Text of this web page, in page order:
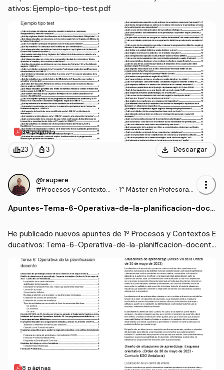
omas (UGR)
ativos: Ejemplo-tipo-test.pdf
34 páginas
leaderboard23 personal_bag 3 download Descargar
@rauperez25
#Procesos y Contextos
· 1º Máster en Profesorad
aria Obligatoria y Bachill
onal y Enseñanzas de Idi
more_vert
Apuntes-Tema-6-Operativa-de-la-planificacion-doce
He publicado nuevos apuntes de 1º Procesos y Contextos E
ducativos: Tema-6-Operativa-de-la-planificacion-docent
e.pdf
8 páginas